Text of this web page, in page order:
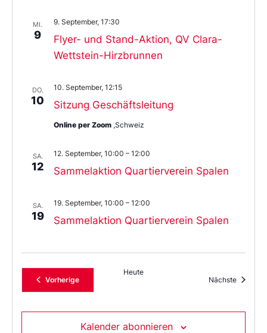
MI.
9
Flyer- und Stand-Aktion, QV Clara-
Wettstein-Hirzbrunnen
9. September, 17:30
DO.
10 Sitzung Geschäftsleitung
10. September, 12:15
Online per Zoom ,Schweiz
SA.
12 Sammelaktion Quartierverein Spalen
12. September, 10:00 – 12:00
SA.
19 Sammelaktion Quartierverein Spalen
19. September, 10:00 – 12:00
VorherigeVeranstaltungen
Heute
Nächste
Kalender abonnieren